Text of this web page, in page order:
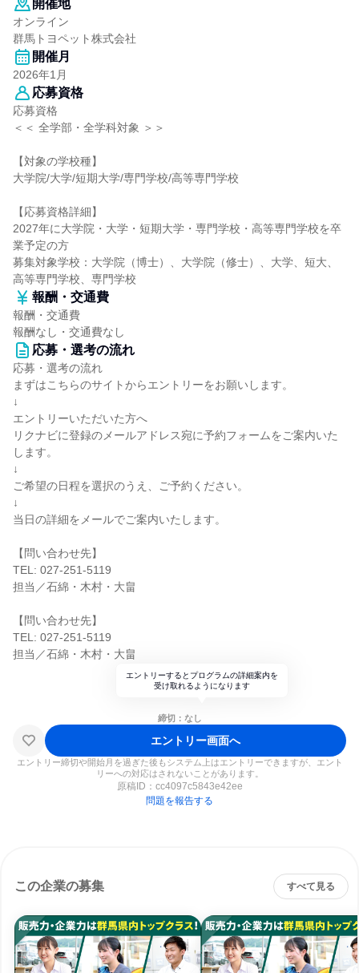
開催地
オンライン
群馬トヨペット株式会社
開催月
2026年1月
応募資格
応募資格
＜＜ 全学部・全学科対象 ＞＞
【対象の学校種】
大学院/大学/短期大学/専門学校/高等専門学校
【応募資格詳細】
2027年に大学院・大学・短期大学・専門学校・高等専門学校を卒
業予定の方
募集対象学校：大学院（博士）、大学院（修士）、大学、短大、
高等専門学校、専門学校
報酬・交通費
報酬・交通費
報酬なし・交通費なし
応募・選考の流れ
応募・選考の流れ
まずはこちらのサイトからエントリーをお願いします。
↓
エントリーいただいた方へ
リクナビに登録のメールアドレス宛に予約フォームをご案内いた
します。
↓
ご希望の日程を選択のうえ、ご予約ください。
↓
当日の詳細をメールでご案内いたします。
【問い合わせ先】
TEL: 027-251-5119
担当／石綿・木村・大畠
【問い合わせ先】
TEL: 027-251-5119
担当／石綿・木村・大畠
エントリーするとプログラムの詳細案内を
受け取れるようになります
締切：なし
エントリー画面へ
エントリー締切や開始月を過ぎた後もシステム上はエントリーできますが、エント
リーへの対応はされないことがあります。
原稿ID： cc4097c5843e42ee
問題を報告する
この企業の募集 すべて見る